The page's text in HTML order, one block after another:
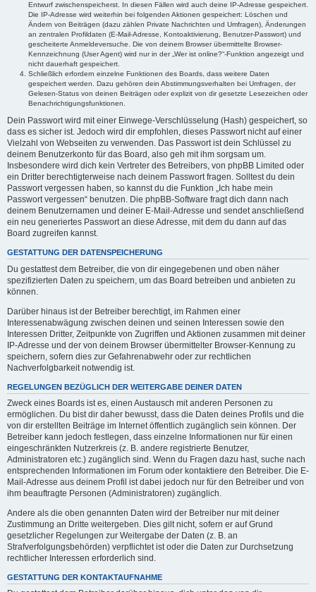
Entwurf zwischenspeicherst. In diesen Fällen wird auch deine IP-Adresse gespeichert.
Die IP-Adresse wird weiterhin bei folgenden Aktionen gespeichert: Löschen und
Ändern von Beiträgen (dazu zählen Private Nachrichten und Umfragen), Änderungen
an zentralen Profildaten (E-Mail-Adresse, Kontoaktivierung, Benutzer-Passwort) und
gescheiterte Anmeldeversuche. Die von deinem Browser übermittelte Browser-
Kennzeichnung (User Agent) wird nur in der „Wer ist online?“-Funktion angezeigt und
nicht dauerhaft gespeichert.
Schließlich erfordern einzelne Funktionen des Boards, dass weitere Daten
gespeichert werden. Dazu gehören dein Abstimmungsverhalten bei Umfragen, der
Gelesen-Status von deinen Beiträgen oder explizit von dir gesetzte Lesezeichen oder
Benachrichtigungsfunktionen.
Dein Passwort wird mit einer Einwege-Verschlüsselung (Hash) gespeichert, so
dass es sicher ist. Jedoch wird dir empfohlen, dieses Passwort nicht auf einer
Vielzahl von Webseiten zu verwenden. Das Passwort ist dein Schlüssel zu
deinem Benutzerkonto für das Board, also geh mit ihm sorgsam um.
Insbesondere wird dich kein Vertreter des Betreibers, von phpBB Limited oder
ein Dritter berechtigterweise nach deinem Passwort fragen. Solltest du dein
Passwort vergessen haben, so kannst du die Funktion „Ich habe mein
Passwort vergessen“ benutzen. Die phpBB-Software fragt dich dann nach
deinem Benutzernamen und deiner E-Mail-Adresse und sendet anschließend
ein neu generiertes Passwort an diese Adresse, mit dem du dann auf das
Board zugreifen kannst.
GESTATTUNG DER DATENSPEICHERUNG
Du gestattest dem Betreiber, die von dir eingegebenen und oben näher
spezifizierten Daten zu speichern, um das Board betreiben und anbieten zu
können.
Darüber hinaus ist der Betreiber berechtigt, im Rahmen einer
Interessenabwägung zwischen deinen und seinen Interessen sowie den
Interessen Dritter, Zeitpunkte von Zugriffen und Aktionen zusammen mit deiner
IP-Adresse und der von deinem Browser übermittelter Browser-Kennung zu
speichern, sofern dies zur Gefahrenabwehr oder zur rechtlichen
Nachverfolgbarkeit notwendig ist.
REGELUNGEN BEZÜGLICH DER WEITERGABE DEINER DATEN
Zweck eines Boards ist es, einen Austausch mit anderen Personen zu
ermöglichen. Du bist dir daher bewusst, dass die Daten deines Profils und die
von dir erstellten Beiträge im Internet öffentlich zugänglich sein können. Der
Betreiber kann jedoch festlegen, dass einzelne Informationen nur für einen
eingeschränkten Nutzerkreis (z. B. andere registrierte Benutzer,
Administratoren etc.) zugänglich sind. Wenn du Fragen dazu hast, suche nach
entsprechenden Informationen im Forum oder kontaktiere den Betreiber. Die E-
Mail-Adresse aus deinem Profil ist dabei jedoch nur für den Betreiber und von
ihm beauftragte Personen (Administratoren) zugänglich.
Andere als die oben genannten Daten wird der Betreiber nur mit deiner
Zustimmung an Dritte weitergeben. Dies gilt nicht, sofern er auf Grund
gesetzlicher Regelungen zur Weitergabe der Daten (z. B. an
Strafverfolgungsbehörden) verpflichtet ist oder die Daten zur Durchsetzung
rechtlicher Interessen erforderlich sind.
GESTATTUNG DER KONTAKTAUFNAHME